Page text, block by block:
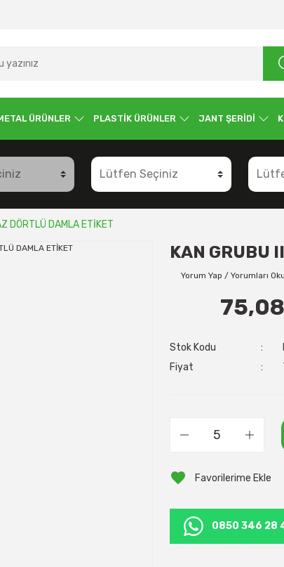
ÜRÜNLER PLASTİK ÜRÜNLER JANT ŞERİDİ
DÖRTLÜ DAMLA ETİKET
KAN GRUBU
Yorum Yap / Yorumları Oku
Stok Kodu
Fiyat
0850 346 28